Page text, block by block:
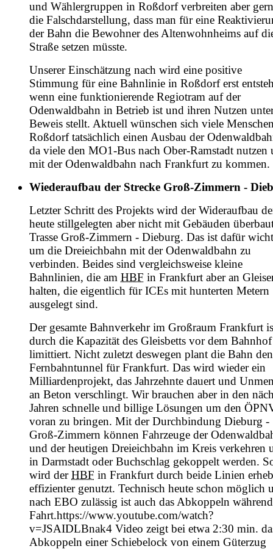
und Wählergruppen in Roßdorf verbreiten aber
die Falschdarstellung, dass man für eine
der Bahn die Bewohner des Altenwohnheims auf
Straße setzen müsste.
Unserer Einschätzung nach wird eine positive
Stimmung für eine Bahnlinie in Roßdorf erst
wenn eine funktionierende Regiotram auf der
Odenwaldbahn in Betrieb ist und ihren Nutzen
Beweis stellt. Aktuell wünschen sich viele
Roßdorf tatsächlich einen Ausbau der
da viele den MO1-Bus nach Ober-Ramstadt nutzen
mit der Odenwaldbahn nach Frankfurt zu kommen.
Wiederaufbau der Strecke Groß-Zimmern -
Letzter Schritt des Projekts wird der Wideraufbau
heute stillgelegten aber nicht mit Gebäuden
Trasse Groß-Zimmern - Dieburg. Das ist dafür
um die Dreieichbahn mit der Odenwaldbahn zu
verbinden. Beides sind vergleichsweise kleine
Bahnlinien, die am HBF in Frankfurt aber an
halten, die eigentlich für ICEs mit hunterten Metern
ausgelegt sind.
Der gesamte Bahnverkehr im Großraum Frankfurt
durch die Kapazität des Gleisbetts vor dem Bahnhof
limittiert. Nicht zuletzt deswegen plant die Bahn den
Fernbahntunnel für Frankfurt. Das wird wieder ein
Milliardenprojekt, das Jahrzehnte dauert und
an Beton verschlingt. Wir brauchen aber in den
Jahren schnelle und billige Lösungen um den
voran zu bringen. Mit der Durchbindung Dieburg -
Groß-Zimmern können Fahrzeuge der
und der heutigen Dreieichbahn im Kreis verkehren
in Darmstadt oder Buchschlag gekoppelt werden.
wird derHBF in Frankfurt durch beide Linien
effizienter genutzt. Technisch heute schon möglich
nach EBO zulässig ist auch das Abkoppeln
Fahrt.https://www.youtube.com/watch?
v=JSAIDLBnak4 Video zeigt bei etwa 2:30 min.
Abkoppeln einer Schiebelock von einem Güterzug